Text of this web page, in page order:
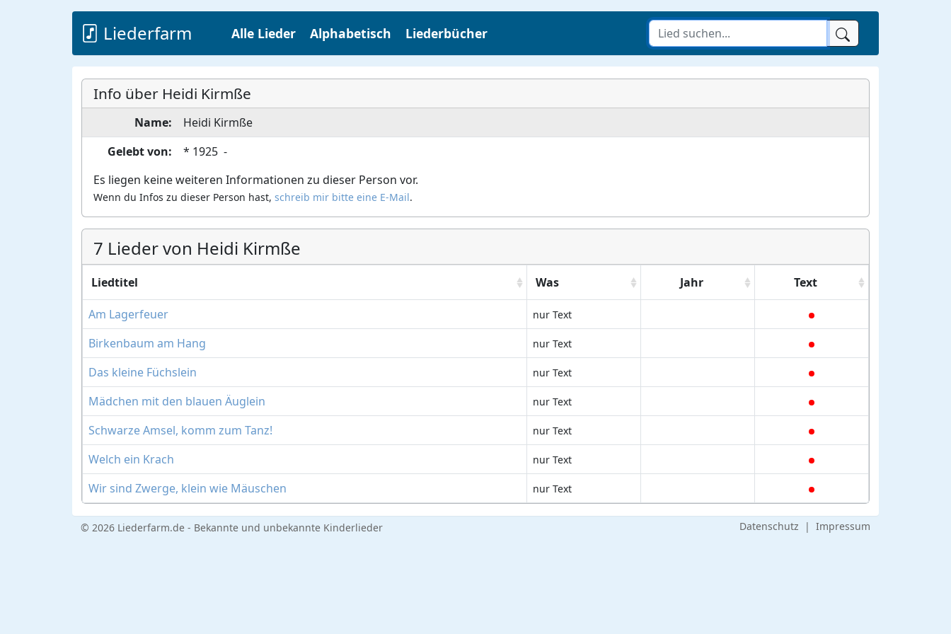
Liederfarm Alle Lieder Alphabetisch Liederbücher
Info über Heidi Kirmße
Name: Heidi Kirmße
Gelebt von:
* 1925 -
Es liegen keine weiteren Informationen zu dieser Person vor.
Wenn du Infos zu dieser Person hast, schreib mir bitte eine E-Mail.
7 Lieder von Heidi Kirmße
Liedtitel Was Jahr Text
Am Lagerfeuer nur Text
Birkenbaum am Hang nur Text
Das kleine Füchslein nur Text
Mädchen mit den blauen Äuglein nur Text
Schwarze Amsel, komm zum Tanz! nur Text
Welch ein Krach nur Text
Wir sind Zwerge, klein wie Mäuschen nur Text
© 2026 Liederfarm.de - Bekannte und unbekannte Kinderlieder Datenschutz | Impressum